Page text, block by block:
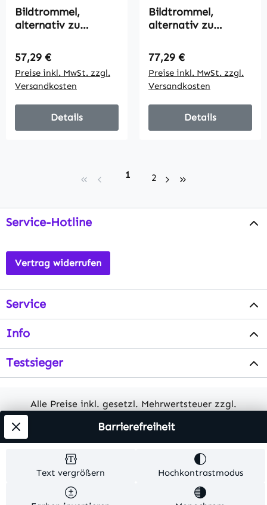
Bildtrommel,
alternativ zu
15000 Seiten
Regulärer Preis:
57,29 €
Preise inkl. MwSt. zzgl.
Versandkosten
Details
Bildtrommel,
alternativ zu
18000 Seiten
Regulärer Preis:
77,29 €
Preise inkl. MwSt. zzgl.
Versandkosten
Details
Seite
1 Seite
2
Service-Hotline
Vertrag widerrufen
Service
Info
Testsieger
Alle Preise inkl. gesetzl. Mehrwertsteuer zzgl.
Herstellerangaben und ohne Gewähr.
© 2026 MKV24 – Alle Rechte vorbehalten. Theme by
Text vergrößern Hochkontrastmodus
Barrierefreiheit